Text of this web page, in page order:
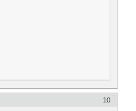
10